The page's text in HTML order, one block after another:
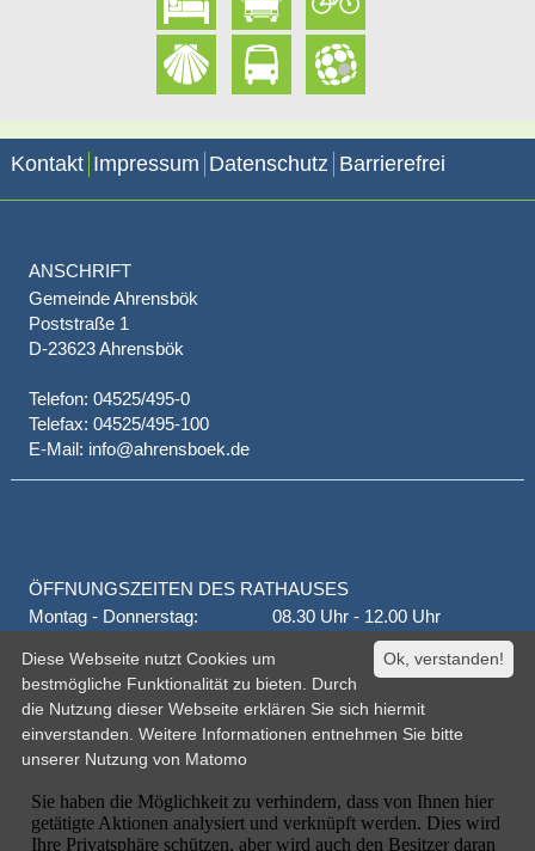
Kontakt Impressum Datenschutz Barrierefrei
ANSCHRIFT
Gemeinde Ahrensbök
Poststraße 1
D-23623 Ahrensbök
Telefon: 04525/495-0
Telefax: 04525/495-100
E-Mail: info@ahrensboek.de
ÖFFNUNGSZEITEN DES RATHAUSES
Montag - Donnerstag:
08.30 Uhr - 12.00 Uhr
14.00 Uhr - 18.00 Uhr
jeden 1. und 3. Montag
16.00 Uhr - 18.00 Uhr
Freitag
geschlossen
oder nach Vereinbarung
Ok, verstanden!
Diese Webseite nutzt Cookies um
bestmögliche Funktionalität zu bieten. Durch
die Nutzung dieser Webseite erklären Sie sich hiermit
einverstanden. Weitere Informationen entnehmen Sie bitte
unserer Nutzung von Matomo